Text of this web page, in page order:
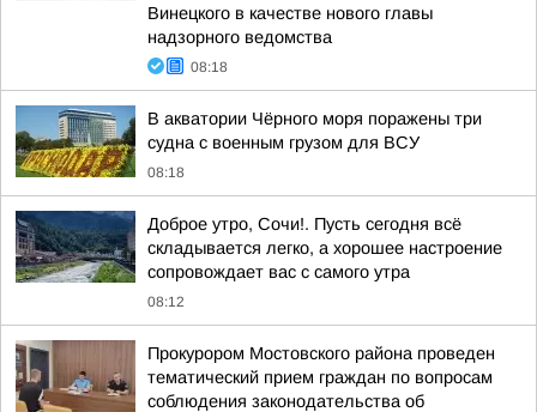
Винецкого в качестве нового главы
надзорного ведомства
08:18
В акватории Чёрного моря поражены три
судна с военным грузом для ВСУ
08:18
Доброе утро, Сочи!. Пусть сегодня всё
складывается легко, а хорошее настроение
сопровождает вас с самого утра
08:12
Прокурором Мостовского района проведен
тематический прием граждан по вопросам
соблюдения законодательства об